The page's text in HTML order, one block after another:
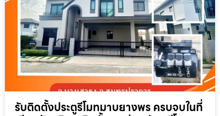
รับติดตั้งประตูรีโมทมาบยางพร ครบจบในที่